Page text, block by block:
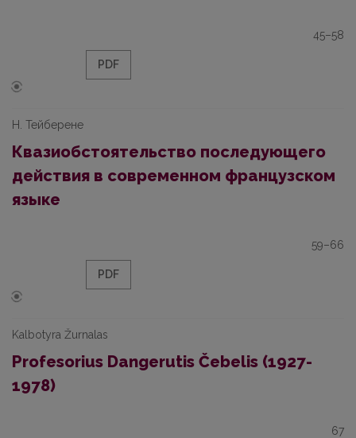
45–58
PDF
Н. Тейберене
Квазиобстоятельство последующего
действия в современном французском
языке
59–66
PDF
Kalbotyra Žurnalas
Profesorius Dangerutis Čebelis (1927-
1978)
67